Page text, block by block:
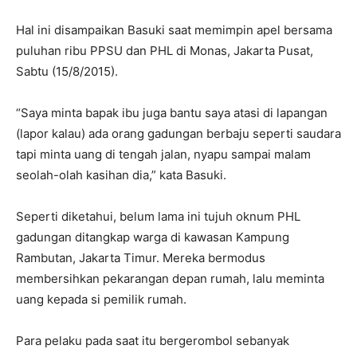
Hal ini disampaikan Basuki saat memimpin apel bersama
puluhan ribu PPSU dan PHL di Monas, Jakarta Pusat,
Sabtu (15/8/2015).
“Saya minta bapak ibu juga bantu saya atasi di lapangan
(lapor kalau) ada orang gadungan berbaju seperti saudara
tapi minta uang di tengah jalan, nyapu sampai malam
seolah-olah kasihan dia,” kata Basuki.
Seperti diketahui, belum lama ini tujuh oknum PHL
gadungan ditangkap warga di kawasan Kampung
Rambutan, Jakarta Timur. Mereka bermodus
membersihkan pekarangan depan rumah, lalu meminta
uang kepada si pemilik rumah.
Para pelaku pada saat itu bergerombol sebanyak